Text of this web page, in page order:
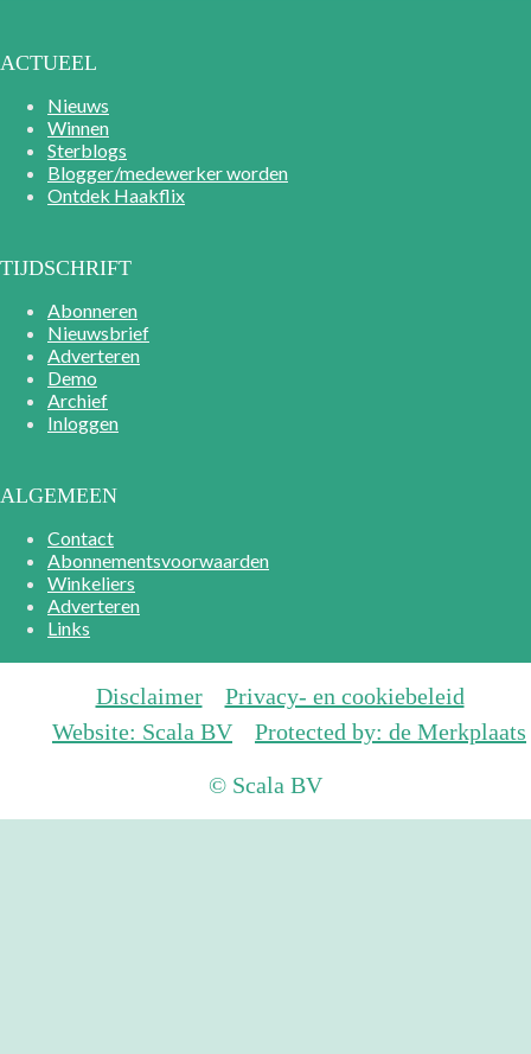
ACTUEEL
Nieuws
Winnen
Sterblogs
Blogger/medewerker worden
Ontdek Haakflix
TIJDSCHRIFT
Abonneren
Nieuwsbrief
Adverteren
Demo
Archief
Inloggen
ALGEMEEN
Contact
Abonnementsvoorwaarden
Winkeliers
Adverteren
Links
Disclaimer
Privacy- en cookiebeleid
Website: Scala BV
Protected by: de Merkplaats
© Scala BV